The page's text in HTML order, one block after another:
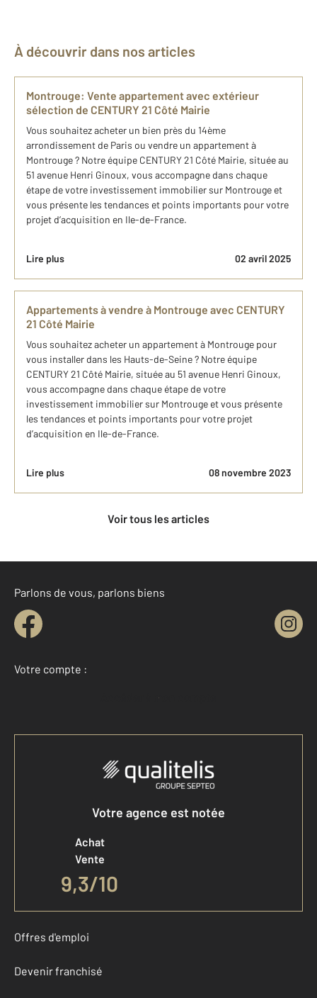
À découvrir dans nos articles
Montrouge: Vente appartement avec extérieur
sélection de CENTURY 21 Côté Mairie
Vous souhaitez acheter un bien près du 14ème
arrondissement de Paris ou vendre un appartement à
Montrouge ? Notre équipe CENTURY 21 Côté Mairie, située au
51 avenue Henri Ginoux, vous accompagne dans chaque
étape de votre investissement immobilier sur Montrouge et
vous présente les tendances et points importants pour votre
projet d’acquisition en Ile-de-France.
Lire plus 02 avril 2025
Appartements à vendre à Montrouge avec CENTURY
21 Côté Mairie
Vous souhaitez acheter un appartement à Montrouge pour
vous installer dans les Hauts-de-Seine ? Notre équipe
CENTURY 21 Côté Mairie, située au 51 avenue Henri Ginoux,
vous accompagne dans chaque étape de votre
investissement immobilier sur Montrouge et vous présente
les tendances et points importants pour votre projet
d’acquisition en Ile-de-France.
Lire plus 08 novembre 2023
Voir tous les articles
Parlons de vous, parlons biens
Votre compte :
Accéder à mon compte
Votre agence est notée
Achat
Vente
9,3/10
Offres d'emploi
Devenir franchisé